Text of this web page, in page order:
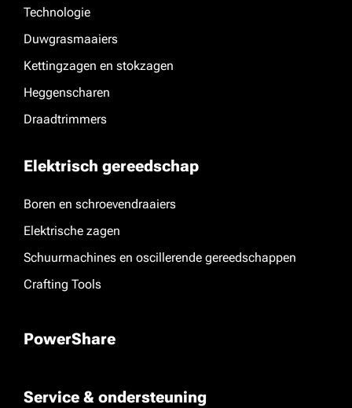
Technologie
Duwgrasmaaiers
Kettingzagen en stokzagen
Heggenscharen
Draadtrimmers
Elektrisch gereedschap
Boren en schroevendraaiers
Elektrische zagen
Schuurmachines en oscillerende gereedschappen
Crafting Tools
PowerShare
Service & ondersteuning